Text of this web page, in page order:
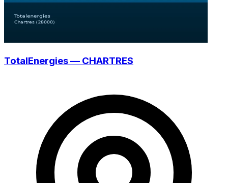
TotalEnergies — CHARTRES